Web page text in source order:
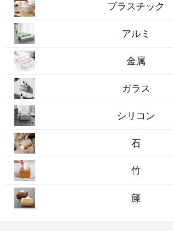
プラスチック
アルミ
金属
ガラス
シリコン
石
竹
籐